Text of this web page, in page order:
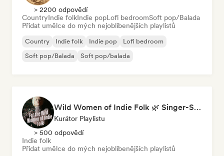
> 2200 odpovědí
CountryIndie folkIndie popLofi bedroomSoft pop/Balada
Přidat umělce do mých nejoblíbenějších playlistů
Country Indie folk Indie pop
Lofi bedroom
Soft pop/Balada
Soft pop/balada
Wild Women of Indie Folk 🌿 Singer-Songwriter, Folk & Acoustic
Kurátor Playlistu
> 500 odpovědí
Indie folk
Přidat umělce do mých nejoblíbenějších playlistů